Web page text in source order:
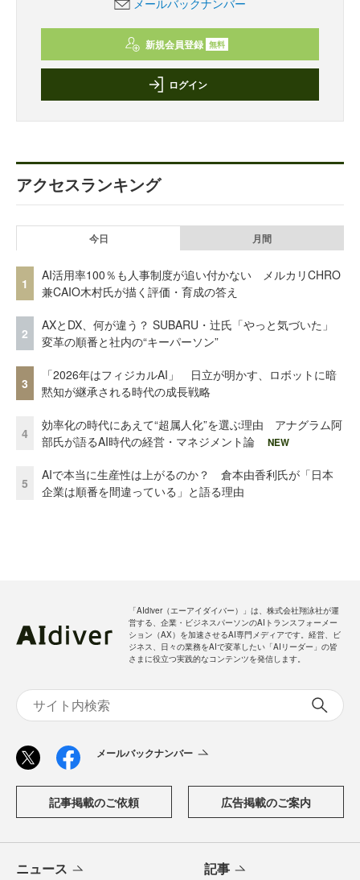
メールバックナンバー
新規会員登録 無料
ログイン
アクセスランキング
今日 月間
1
AI活用率100％も人事制度が追い付かない メルカリCHRO
兼CAIO木村氏が描く評価・育成の答え
2
AXとDX、何が違う？ SUBARU・辻氏「やっと気づいた」
変革の順番と社内の“キーパーソン”
3
「2026年はフィジカルAI」 日立が明かす、ロボットに暗
黙知が継承される時代の成長戦略
4
効率化の時代にあえて“超属人化”を選ぶ理由 アナグラム阿
部氏が語るAI時代の経営・マネジメント論
NEW
5
AIで本当に生産性は上がるのか？ 倉本由香利氏が「日本
企業は順番を間違っている」と語る理由
「AIdiver（エーアイダイバー）」は、株式会社翔泳社が運
営する、企業・ビジネスパーソンのAIトランスフォーメー
ション（AX）を加速させるAI専門メディアです。経営、ビ
ジネス、日々の業務をAIで変革したい「AIリーダー」の皆
さまに役立つ実践的なコンテンツを発信します。
メールバックナンバー
記事掲載のご依頼 広告掲載のご案内
ニュース 記事